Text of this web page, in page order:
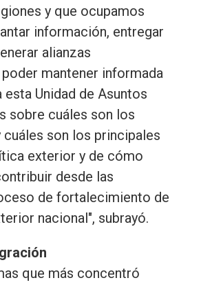
y que ocupamos
información, entregar
alianzas
mantener informada
esta Unidad de Asuntos
sobre cuáles son los
cuáles son los principales
exterior y de cómo
desde las
de fortalecimiento de
nacional", subrayó.
que más concentró